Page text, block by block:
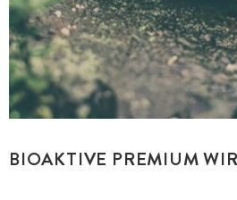
BIOAKTIVE PREMIUM